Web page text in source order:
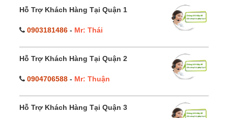
Hỗ Trợ Khách Hàng Tại Quận 1
0903181486 - Mr: Thái
Hỗ Trợ Khách Hàng Tại Quận 2
0904706588 - Mr: Thuận
Hỗ Trợ Khách Hàng Tại Quận 3